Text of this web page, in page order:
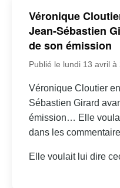
Véronique
Jean-Sébastien
de son émission
Publié le lundi 13 avril à
Véronique Cloutier
Sébastien Girard
émission… Elle
dans les
Elle voulait lui dire